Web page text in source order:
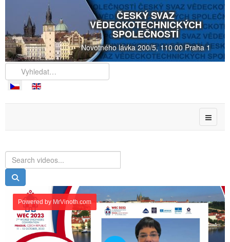
ČESKÝ SVAZ
VĚDECKOTECHNICKÝCH
SPOLEČNOSTÍ
Novotného lávka 200/5, 110 00 Praha 1